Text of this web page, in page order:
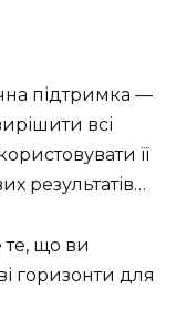
підтримка —
всі
її
результатів…
що ви
горизонти для